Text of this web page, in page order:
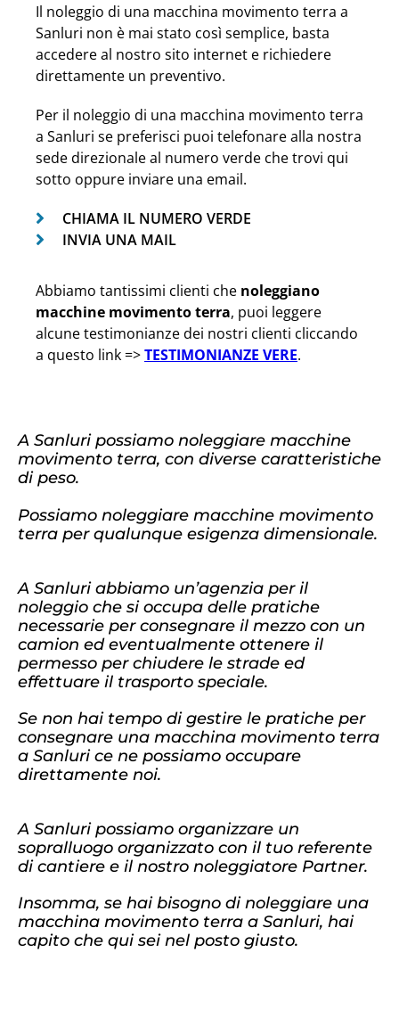
Il noleggio di una macchina movimento terra a
Sanluri non è mai stato così semplice, basta
accedere al nostro sito internet e richiedere
direttamente un preventivo.
Per il noleggio di una macchina movimento terra
a Sanluri se preferisci puoi telefonare alla nostra
sede direzionale al numero verde che trovi qui
sotto oppure inviare una email.
CHIAMA IL NUMERO VERDE
INVIA UNA MAIL
Abbiamo tantissimi clienti che noleggiano
macchine movimento terra, puoi leggere
alcune testimonianze dei nostri clienti cliccando
a questo link =>TESTIMONIANZE VERE.
A Sanluri possiamo noleggiare macchine
movimento terra, con diverse caratteristiche
di peso.
Possiamo noleggiare macchine movimento
terra per qualunque esigenza dimensionale.
A Sanluri abbiamo un’agenzia per il
noleggio che si occupa delle pratiche
necessarie per consegnare il mezzo con un
camion ed eventualmente ottenere il
permesso per chiudere le strade ed
effettuare il trasporto speciale.
Se non hai tempo di gestire le pratiche per
consegnare una macchina movimento terra
a Sanluri ce ne possiamo occupare
direttamente noi.
A Sanluri possiamo organizzare un
sopralluogo organizzato con il tuo referente
di cantiere e il nostro noleggiatore Partner.
Insomma, se hai bisogno di noleggiare una
macchina movimento terra a Sanluri, hai
capito che qui sei nel posto giusto.